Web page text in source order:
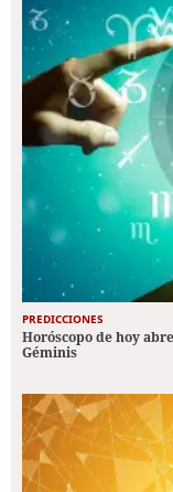
PREDICCIONES
Horóscopo de hoy
Géminis